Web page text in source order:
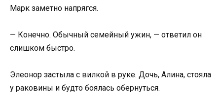
Марк заметно напрягся.
— Конечно. Обычный семейный ужин, — ответил он
слишком быстро.
Элеонор застыла с вилкой в руке. Дочь, Алина, стояла
у раковины и будто боялась обернуться.